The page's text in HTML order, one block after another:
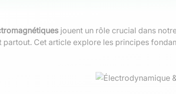
jouent un rôle crucial dans
partout. Cet article explore les principes